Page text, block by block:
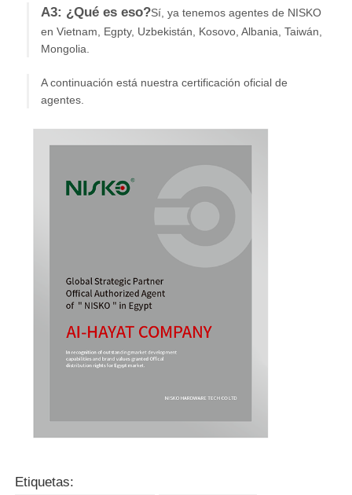
A3: ¿Qué es eso?Sí, ya tenemos agentes de NISKO
en Vietnam, Egpty, Uzbekistán, Kosovo, Albania, Taiwán,
Mongolia.
A continuación está nuestra certificación oficial de
agentes.
Etiquetas: